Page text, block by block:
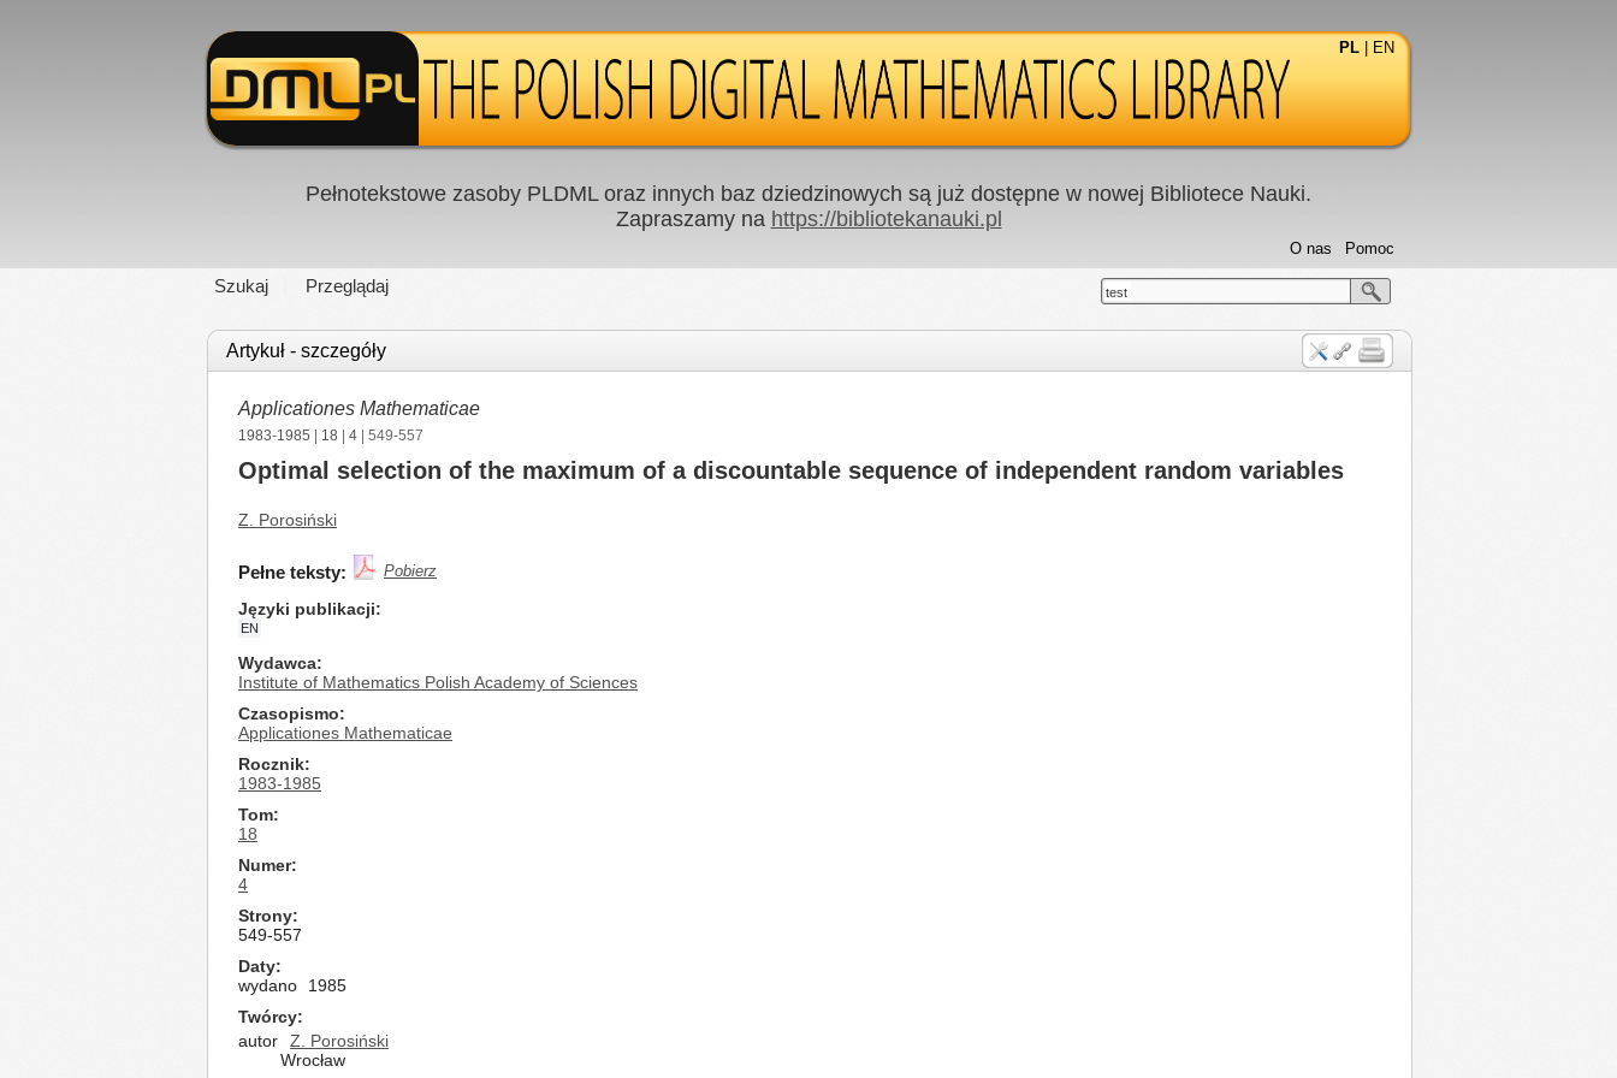
PL EN
Pełnotekstowe zasoby PLDML oraz innych baz dziedzinowych są już dostępne w nowej Bibliotece Nauki.
Zapraszamy na https://bibliotekanauki.pl
Szukaj Przeglądaj
Pomoc
O nas
test
Artykuł - szczegóły
Applicationes Mathematicae
1983-1985 18 4 | 549-557
Optimal selection of the maximum of a discountable sequence of independent random variables
Z. Porosiński
Pełne teksty: Pobierz
Języki publikacji
EN
Wydawca
Institute of Mathematics Polish Academy of Sciences
Czasopismo
Applicationes Mathematicae
Rocznik
1983-1985
Tom
18
Numer
4
Strony
549-557
Daty
wydano
1985
Twórcy
autor
Z. Porosiński
Wrocław